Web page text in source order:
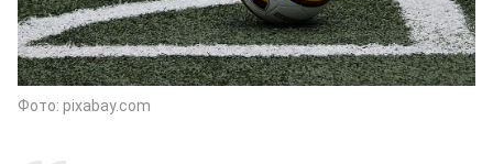
Фото: pixabay.com